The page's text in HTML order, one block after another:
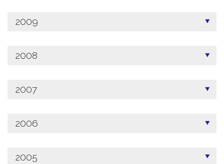
2009
2008
2007
2006
2005